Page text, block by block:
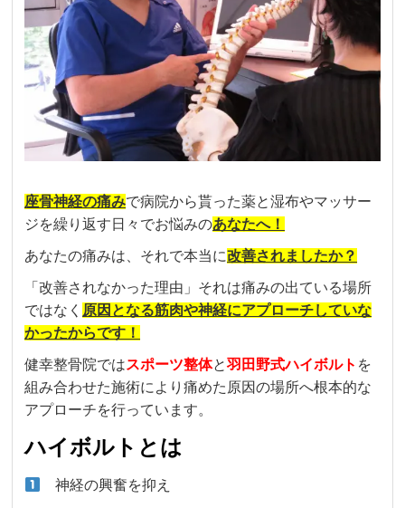
座骨神経の痛みで病院から貰った薬と湿布やマッサー
ジを繰り返す日々でお悩みのあなたへ！
あなたの痛みは、それで本当に改善されましたか？
「改善されなかった理由」それは痛みの出ている場所
ではなく 原因となる筋肉や神経にアプローチしていな
かったからです！
健幸整骨院ではスポーツ整体と羽田野式ハイボルト を
組み合わせた施術により痛めた原因の場所へ根本的な
アプローチを行っています。
ハイボルトとは
神経の興奮を抑え